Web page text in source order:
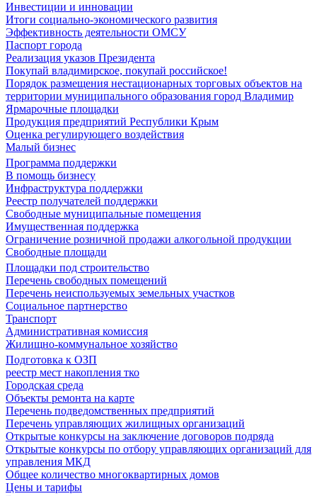
Инвестиции и инновации
Итоги социально-экономического развития
Эффективность деятельности ОМСУ
Паспорт города
Реализация указов Президента
Покупай владимирское, покупай российское!
Порядок размещения нестационарных торговых объектов на
территории муниципального образования город Владимир
Ярмарочные площадки
Продукция предприятий Республики Крым
Оценка регулирующего воздействия
Малый бизнес
Программа поддержки
В помощь бизнесу
Инфраструктура поддержки
Реестр получателей поддержки
Свободные муниципальные помещения
Имущественная поддержка
Ограничение розничной продажи алкогольной продукции
Свободные площади
Площадки под строительство
Перечень свободных помещений
Перечень неиспользуемых земельных участков
Социальное партнерство
Транспорт
Административная комиссия
Жилищно-коммунальное хозяйство
Подготовка к ОЗП
реестр мест накопления тко
Городская среда
Объекты ремонта на карте
Перечень подведомственных предприятий
Перечень управляющих жилищных организаций
Открытые конкурсы на заключение договоров подряда
Открытые конкурсы по отбору управляющих организаций для
управления МКД
Общее количество многоквартирных домов
Цены и тарифы